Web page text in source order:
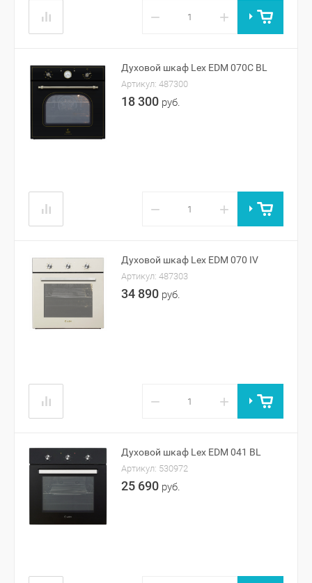
− +
Духовой шкаф Lex EDM 070С BL
Артикул: 487300
18 300 руб.
− +
Духовой шкаф Lex EDM 070 IV
Артикул: 487303
34 890 руб.
− +
Духовой шкаф Lex EDM 041 BL
Артикул: 530972
25 690 руб.